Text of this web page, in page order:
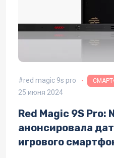
red magic 9s pro
25 июня 2024
Red Magic 9S Pro:
анонсировала
игрового